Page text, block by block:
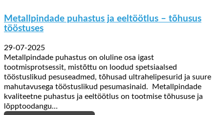
Metallpindade puhastus ja eeltöötlus – tõhusus
tööstuses
29-07-2025
Metallpindade puhastus on oluline osa igast
tootmisprotsessit, mistõttu on loodud spetsiaalsed
tööstuslikud pesuseadmed, tõhusad ultrahelipesurid ja suure
mahutavusega tööstuslikud pesumasinaid. Metallpindade
kvaliteetne puhastus ja eeltöötlus on tootmise tõhususe ja
lõpptoodangu…